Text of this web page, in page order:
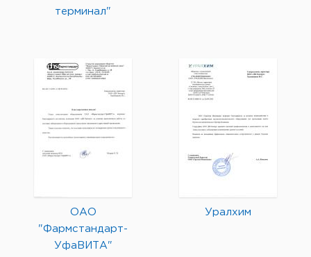
терминал"
ОАО
"Фармстандарт-
УфаВИТА"
Уралхим